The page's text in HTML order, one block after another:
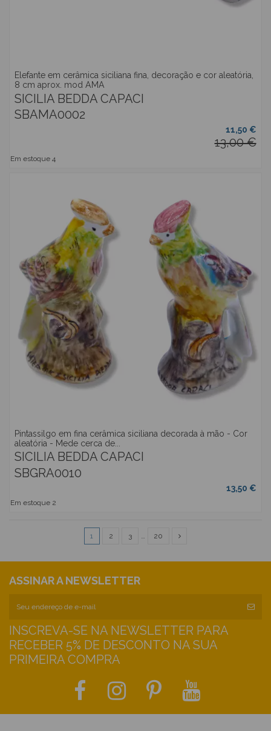
Elefante em cerâmica siciliana fina, decoração e cor aleatória,
8 cm aprox. mod AMA
SICILIA BEDDA CAPACI
SBAMA0002
11,50 €
13,00 €
Em estoque 4
Pintassilgo em fina cerâmica siciliana decorada à mão - Cor
aleatória - Mede cerca de...
SICILIA BEDDA CAPACI
SBGRA0010
13,50 €
Em estoque 2
1 2 3 … 20
ASSINAR A NEWSLETTER
INSCREVA-SE NA NEWSLETTER PARA
RECEBER 5% DE DESCONTO NA SUA
PRIMEIRA COMPRA